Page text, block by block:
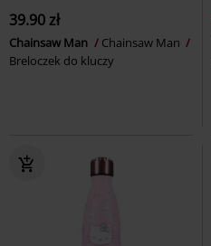
39.90 zł
Chainsaw Man
Chainsaw Man
Breloczek do kluczy